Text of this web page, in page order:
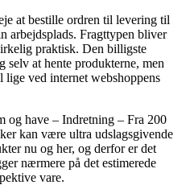
at bestille ordren til levering til
arbejdsplads. Fragttypen bliver
praktisk. Den billigste
at hente produkterne, men
ved internet webshoppens
og have – Indretning – Fra 200
kan være ultra udslagsgivende
nu og her, og derfor er det
nærmere på det estimerede
vare.